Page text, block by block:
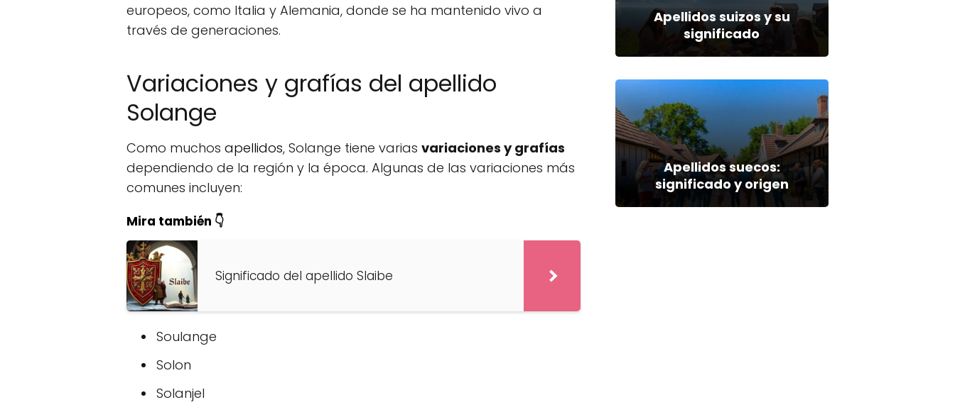
europeos, como Italia y Alemania, donde se ha mantenido vivo a
través de generaciones.
Variaciones y grafías del apellido
Solange
Como muchos apellidos, Solange tiene varias variaciones y grafías
dependiendo de la región y la época. Algunas de las variaciones más
comunes incluyen:
Mira también 👇
Significado del apellido Slaibe
Soulange
Solon
Solanjel
Apellidos suizos y su
significado
Apellidos suecos:
significado y origen